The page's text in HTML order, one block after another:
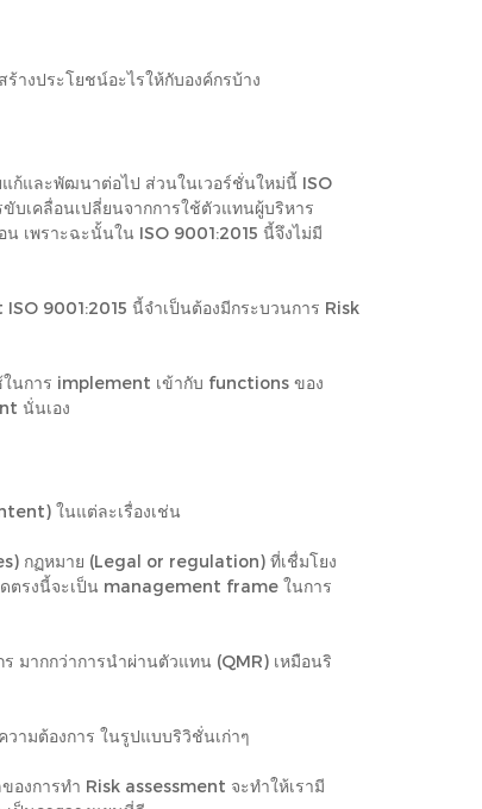
างประโยชน์อะไรให้กับองค์กรบ้าง
และพัฒนาต่อไป ส่วนในเวอร์ชั่นใหม่นี้ ISO
บเคลื่อนเปลี่ยนจากการใช้ตัวแทนผู้บริหาร
เพราะฉะนั้นใน ISO 9001:2015 นี้จึงไม่มี
9001:2015 นี้จำเป็นต้องมีกระบวนการ Risk
นการ implement เข้ากับ functions ของ
นั่นเอง
ในแต่ละเรื่องเช่น
กฏหมาย (Legal or regulation) ที่เชื่มโยง
ยดตรงนี้จะเป็น management frame ในการ
มากกว่าการนำผ่านตัวแทน (QMR) เหมือนริ
ามต้องการ ในรูปแบบริวิชั่นเก่าๆ
งการทำ Risk assessment จะทำให้เรามี